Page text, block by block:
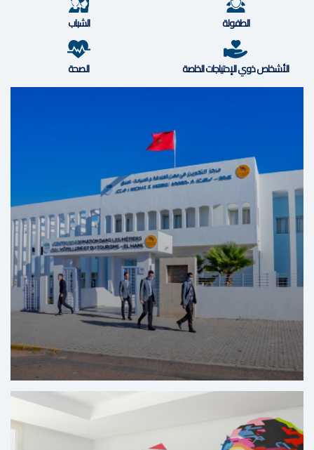
الطفولة الشباب
الأشخاص ذوي الإحتياجات الخاصة الصحة